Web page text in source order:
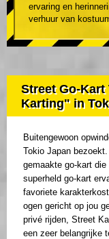
ervaring en
verhuur van
Street Go-
Karting" in
Buitengewoon
Tokio Japan
gemaakte go-kart
superheld go-kart
favoriete
ogen gericht op jou
privé rijden, Street
een zeer belangrijke